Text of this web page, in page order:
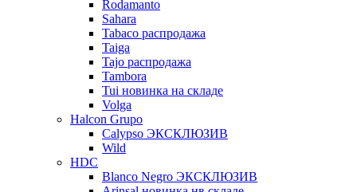
Rodamanto
Sahara
Tabaco распродажа
Taiga
Tajo распродажа
Tambora
Tui новинка на складе
Volga
Halcon Grupo
Calypso ЭКСКЛЮЗИВ
Wild
HDC
Blanco Negro ЭКСКЛЮЗИВ